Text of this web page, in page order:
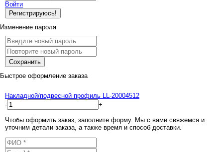
Войти
Регистрируюсь!
Изменение пароля
Сохранить
Быстрое оформление заказа
Накладной/подвесной профиль LL-20004512
-
+
Чтобы оформить заказ, заполните форму. Мы с вами свяжемся и
уточним детали заказа, а также время и способ доставки.